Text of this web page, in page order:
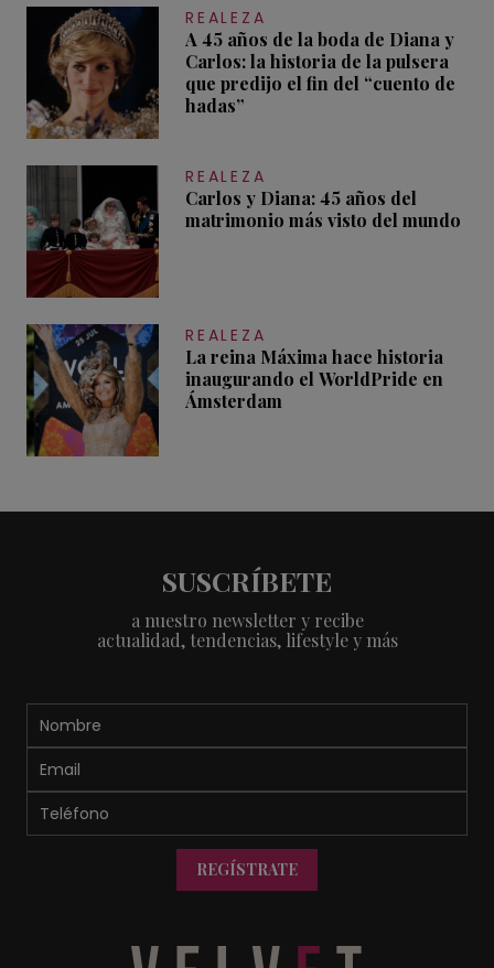
REALEZA
A 45 años de la boda de Diana y
Carlos: la historia de la pulsera
que predijo el fin del “cuento de
hadas”
REALEZA
Carlos y Diana: 45 años del
matrimonio más visto del mundo
REALEZA
La reina Máxima hace historia
inaugurando el WorldPride en
Ámsterdam
SUSCRÍBETE
a nuestro newsletter y recibe
actualidad, tendencias, lifestyle y más
REGÍSTRATE